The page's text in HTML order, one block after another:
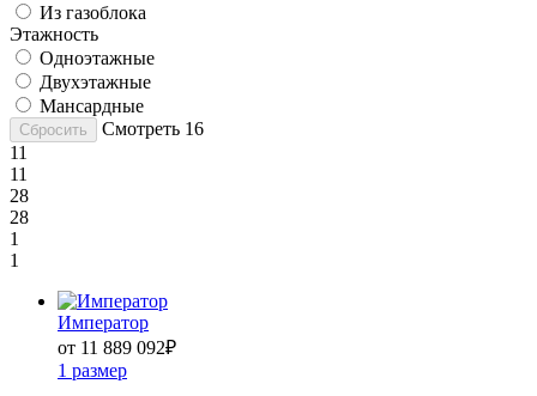
Из газоблока
Этажность
Одноэтажные
Двухэтажные
Мансардные
Сбросить Смотреть 16
11
11
28
28
1
1
Император
от 11 889 092₽
1 размер